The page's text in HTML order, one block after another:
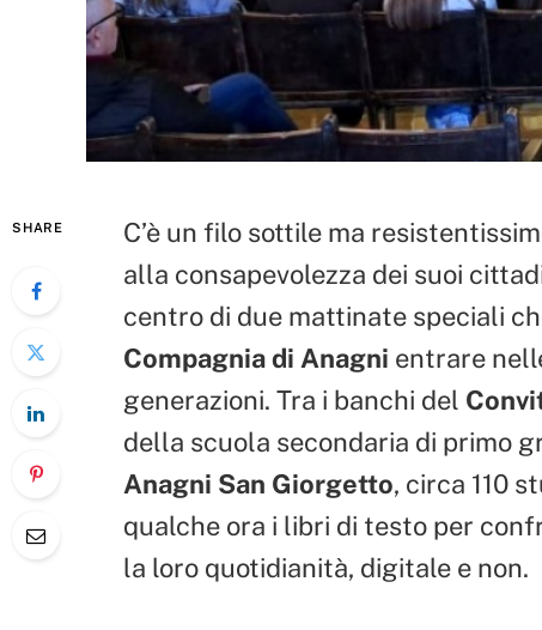
SHARE
C’è un filo sottile ma
alla consapevolezza dei suoi
centro di due mattinate speciali
Compagnia di Anagni entrare
generazioni. Tra i banchi del
della scuola secondaria di primo
Anagni San Giorgetto, circa 110
qualche ora i libri di testo per
la loro quotidianità, digitale e non.